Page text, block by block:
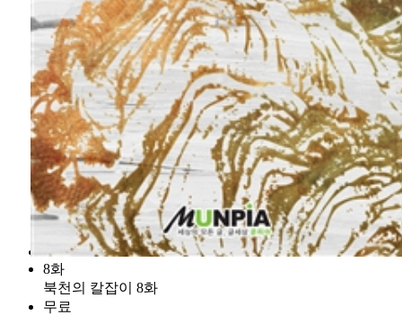
8화
북천의 칼잡이 8화
무료